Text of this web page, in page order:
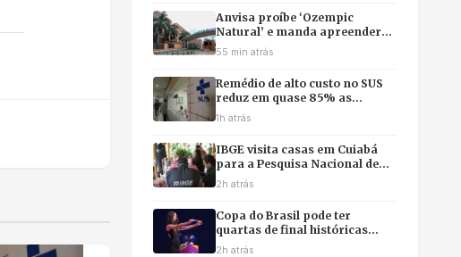
Anvisa proíbe ‘Ozempic
Natural’ e manda apreender
remédios sem registro em
55 min atrás
Remédio de alto custo no SUS
reduz em quase 85% as
internações por fibrose cística
1h atrás
IBGE visita casas em Cuiabá
para a Pesquisa Nacional de
Saúde 2026; saiba como
2h atrás
Copa do Brasil pode ter
quartas de final históricas
compostas apenas por
2h atrás